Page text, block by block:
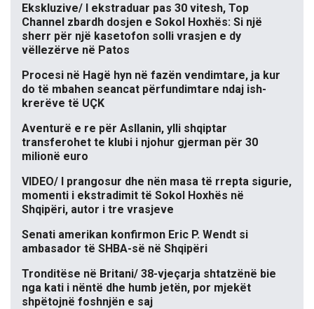
Ekskluzive/ I ekstraduar pas 30 vitesh, Top
Channel zbardh dosjen e Sokol Hoxhës: Si një
sherr për një kasetofon solli vrasjen e dy
vëllezërve në Patos
Procesi në Hagë hyn në fazën vendimtare, ja kur
do të mbahen seancat përfundimtare ndaj ish-
krerëve të UÇK
Aventurë e re për Asllanin, ylli shqiptar
transferohet te klubi i njohur gjerman për 30
milionë euro
VIDEO/ I prangosur dhe nën masa të rrepta sigurie,
momenti i ekstradimit të Sokol Hoxhës në
Shqipëri, autor i tre vrasjeve
Senati amerikan konfirmon Eric P. Wendt si
ambasador të SHBA-së në Shqipëri
Tronditëse në Britani/ 38-vjeçarja shtatzënë bie
nga kati i nëntë dhe humb jetën, por mjekët
shpëtojnë foshnjën e saj